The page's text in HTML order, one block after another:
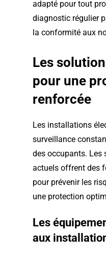
adapté pour tout
diagnostic régulier
la conformité aux
Les
pour une
renforcée
Les installations
surveillance
des occupants. Les
actuels offrent des
pour prévenir les
une protection
Les
aux